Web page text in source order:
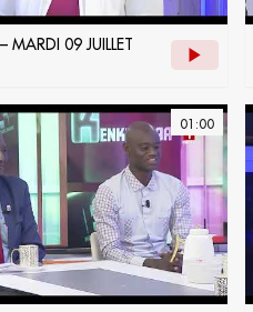
MARDI 09 JUILLET
01:00